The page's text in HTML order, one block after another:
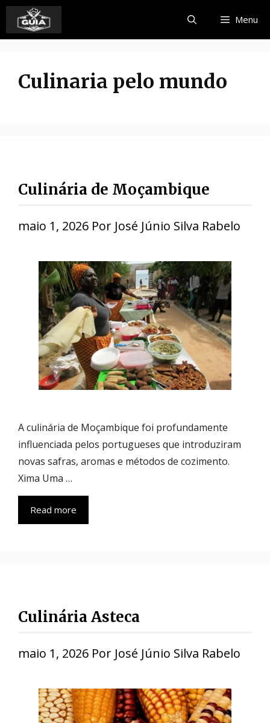
Pular
para
o
Menu
Culinaria pelo mundo
Culinária de Moçambique
maio 1, 2026 Por José Júnio Silva Rabelo
A culinária de Moçambique foi profundamente
influenciada pelos portugueses que introduziram
novas safras, aromas e métodos de cozimento.
Xima Uma …
Read more
Culinária Asteca
maio 1, 2026 Por José Júnio Silva Rabelo